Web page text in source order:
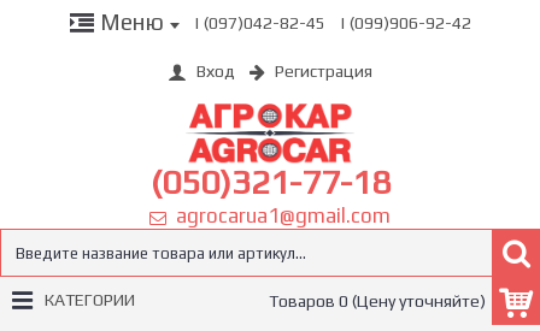
Меню | (097)042-82-45 | (099)906-92-42
Вход Регистрация
(050)321-77-18
agrocarua1@gmail.com
Товаров 0 (Цену уточняйте)
КАТЕГОРИИ